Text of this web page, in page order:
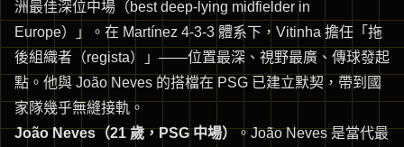
洲最佳深位中場（best deep-lying midfielder in
Europe）」。在 Martínez 4-3-3 體系下，Vitinha 擔任「拖
後組織者（regista）」——位置最深、視野最廣、傳球發起
點。他與 João Neves 的搭檔在 PSG 已建立默契，帶到國
家隊幾乎無縫接軌。
João Neves（21 歲，PSG 中場）。João Neves 是當代最